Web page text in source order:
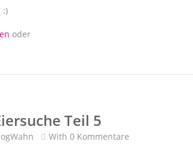
:)
oder
Teil 5
With 0 Kommentare